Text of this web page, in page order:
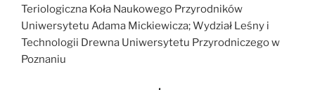
Teriologiczna Koła Naukowego Przyrodników
Uniwersytetu Adama Mickiewicza; Wydział Leśny i
Technologii Drewna Uniwersytetu Przyrodniczego w
Poznaniu